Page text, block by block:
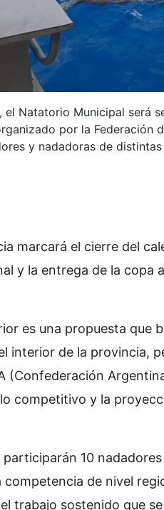
el Natatorio Municipal será
por la Federación
y nadadoras de
marcará el cierre del
y la entrega de la copa
es una propuesta que
interior de la provincia,
(Confederación
competitivo y la
10
competencia de nivel
trabajo sostenido que